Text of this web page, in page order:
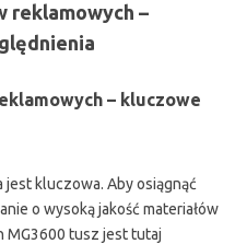
reklamowych –
– kluczowe
kluczowa. Aby osiągnąć
o wysoką jakość materiałów
MG3600 tusz jest tutaj